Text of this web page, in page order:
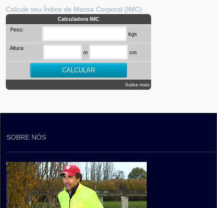
Calcule seu Índice de Massa Corporal (IMC)
Calculadora IMC
Peso:
kgs
Altura:
m cm
Saiba mais
SOBRE NÓS